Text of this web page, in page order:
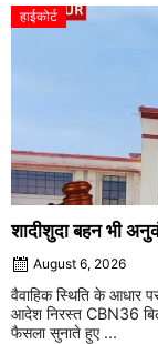
हाईकोर्ट
शादीशुदा बहन भी
August 6, 2026
वैवाहिक स्थिति के आधार
आदेश निरस्त CBN36
फैसला सुनाते हुए ...